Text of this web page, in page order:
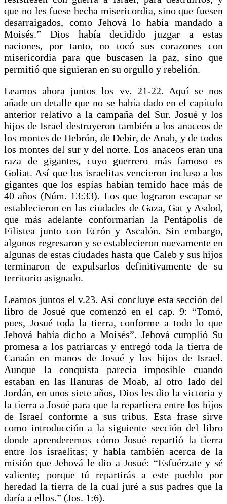
que no les fuese hecha misericordia, sino que fuesen
desarraigados, como Jehová lo había mandado a
Moisés.” Dios había decidido juzgar a estas
naciones, por tanto, no tocó sus corazones con
misericordia para que buscasen la paz, sino que
permitió que siguieran en su orgullo y rebelión.
Leamos ahora juntos los vv. 21-22. Aquí se nos
añade un detalle que no se había dado en el capítulo
anterior relativo a la campaña del Sur. Josué y los
hijos de Israel destruyeron también a los anaceos de
los montes de Hebrón, de Debir, de Anab, y de todos
los montes del sur y del norte. Los anaceos eran una
raza de gigantes, cuyo guerrero más famoso es
Goliat. Así que los israelitas vencieron incluso a los
gigantes que los espías habían temido hace más de
40 años (Núm. 13:33). Los que lograron escapar se
establecieron en las ciudades de Gaza, Gat y Asdod,
que más adelante conformarían la Pentápolis de
Filistea junto con Ecrón y Ascalón. Sin embargo,
algunos regresaron y se establecieron nuevamente en
algunas de estas ciudades hasta que Caleb y sus hijos
terminaron de expulsarlos definitivamente de su
territorio asignado.
Leamos juntos el v.23. Así concluye esta sección del
libro de Josué que comenzó en el cap. 9: “Tomó,
pues, Josué toda la tierra, conforme a todo lo que
Jehová había dicho a Moisés”. Jehová cumplió Su
promesa a los patriarcas y entregó toda la tierra de
Canaán en manos de Josué y los hijos de Israel.
Aunque la conquista parecía imposible cuando
estaban en las llanuras de Moab, al otro lado del
Jordán, en unos siete años, Dios les dio la victoria y
la tierra a Josué para que la repartiera entre los hijos
de Israel conforme a sus tribus. Esta frase sirve
como introducción a la siguiente sección del libro
donde aprenderemos cómo Josué repartió la tierra
entre los israelitas; y habla también acerca de la
misión que Jehová le dio a Josué: “Esfuérzate y sé
valiente; porque tú repartirás a este pueblo por
heredad la tierra de la cual juré a sus padres que la
daría a ellos.” (Jos. 1:6).